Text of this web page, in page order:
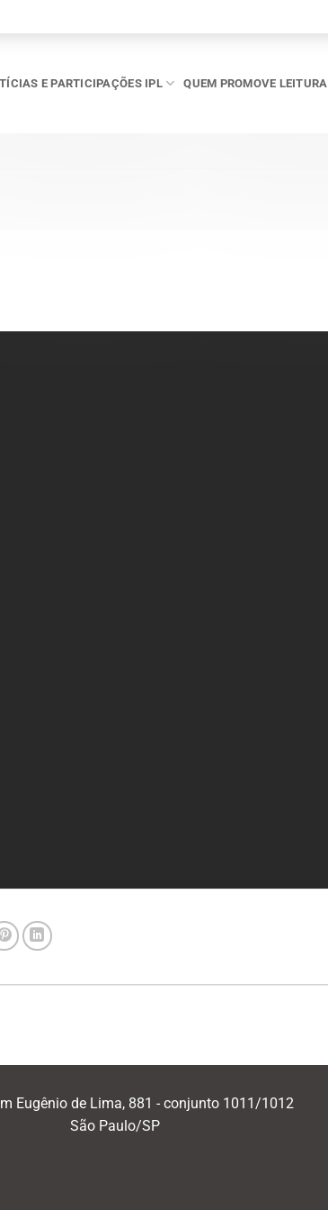
E PARTICIPAÇÕES IPL QUEM PROMOVE LEITURA
Eugênio de Lima, 881 - conjunto 1011/1012
São Paulo/SP